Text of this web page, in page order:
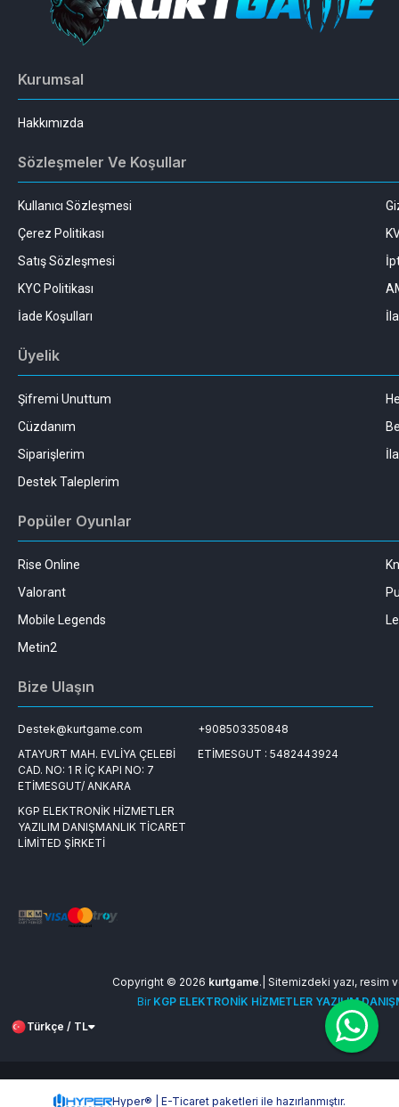
Kurumsal
Hakkımızda
Sözleşmeler Ve Koşullar
Kullanıcı Sözleşmesi
Çerez Politikası
Satış Sözleşmesi
KYC Politikası
İade Koşulları
Üyelik
Şifremi Unuttum
Cüzdanım
Siparişlerim
Destek Taleplerim
Popüler Oyunlar
Rise Online
Valorant
Mobile Legends
Metin2
Bize Ulaşın
Destek@kurtgame.com
+908503350848
ATAYURT MAH. EVLİYA ÇELEBİ
CAD. NO: 1 R İÇ KAPI NO: 7
ETİMESGUT/ ANKARA
ETİMESGUT : 5482443924
KGP ELEKTRONİK HİZMETLER
YAZILIM DANIŞMANLIK TİCARET
LİMİTED ŞİRKETİ
Copyright © 2026 kurtgame.| Sitemizdeki yazı, resim
Bir KGP ELEKTRONİK HİZMETLER YAZILIM
Türkçe / TL
Hyper® | E-Ticaret paketleri ile hazırlanmıştır.